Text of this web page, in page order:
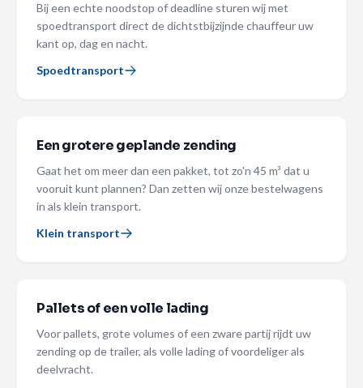
Bij een echte noodstop of deadline sturen wij met
spoedtransport direct de dichtstbijzijnde chauffeur uw
kant op, dag en nacht.
Spoedtransport
Een grotere geplande zending
Gaat het om meer dan een pakket, tot zo'n 45 m³ dat u
vooruit kunt plannen? Dan zetten wij onze bestelwagens
in als klein transport.
Klein transport
Pallets of een volle lading
Voor pallets, grote volumes of een zware partij rijdt uw
zending op de trailer, als volle lading of voordeliger als
deelvracht.